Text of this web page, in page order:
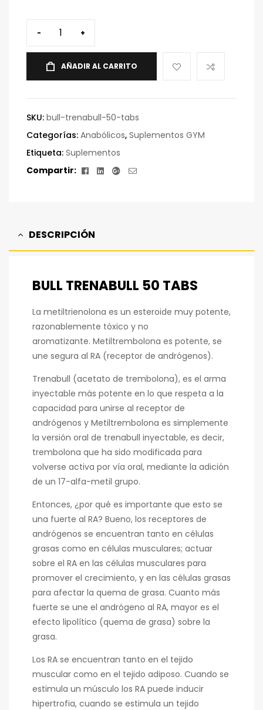
- +
AÑADIR AL CARRITO
SKU: bull-trenabull-50-tabs
Categorías: Anabólicos, Suplementos GYM
Etiqueta: Suplementos
Compartir:
Facebook
LinkedinGoogle+
Correo
DESCRIPCIÓN
BULL TRENABULL 50 TABS
La metiltrienolona es un esteroide muy potente,
razonablemente tóxico y no
aromatizante. Metiltrembolona es potente, se
une segura al RA (receptor de andrógenos).
Trenabull (acetato de trembolona), es el arma
inyectable más potente en lo que respeta a la
capacidad para unirse al receptor de
andrógenos y Metiltrembolona es simplemente
la versión oral de trenabull inyectable, es decir,
trembolona que ha sido modificada para
volverse activa por vía oral, mediante la adición
de un 17-alfa-metil grupo.
Entonces, ¿por qué es importante que esto se
una fuerte al RA? Bueno, los receptores de
andrógenos se encuentran tanto en células
grasas como en células musculares; actuar
sobre el RA en las células musculares para
promover el crecimiento, y en las células grasas
para afectar la quema de grasa. Cuanto más
fuerte se une el andrógeno al RA, mayor es el
efecto lipolítico (quema de grasa) sobre la
grasa.
Los RA se encuentran tanto en el tejido
muscular como en el tejido adiposo. Cuando se
estimula un músculo los RA puede inducir
hipertrofia, cuando se estimula un tejido